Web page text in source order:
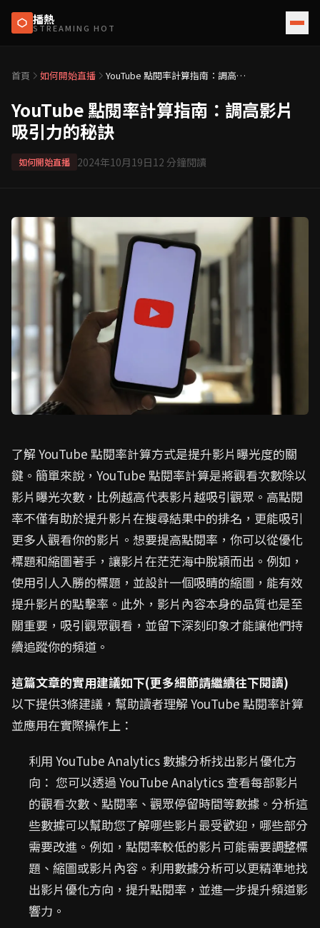
播熱
STREAMING HOT
首頁 如何開始直播
YouTube 點閱率計算指南：調高影
YouTube 點閱率計算指南：調高影片
吸引力的秘訣
如何開始直播 2024年10月19日12 分鐘閱讀
了解 YouTube 點閱率計算方式是提升影片曝光度的關
鍵。簡單來說，YouTube 點閱率計算是將觀看次數除以
影片曝光次數，比例越高代表影片越吸引觀眾。高點閱
率不僅有助於提升影片在搜尋結果中的排名，更能吸引
更多人觀看你的影片。想要提高點閱率，你可以從優化
標題和縮圖著手，讓影片在茫茫海中脫穎而出。例如，
使用引人入勝的標題，並設計一個吸睛的縮圖，能有效
提升影片的點擊率。此外，影片內容本身的品質也是至
關重要，吸引觀眾觀看，並留下深刻印象才能讓他們持
續追蹤你的頻道。
這篇文章的實用建議如下(更多細節請繼續往下閱讀)
以下提供3條建議，幫助讀者理解 YouTube 點閱率計算
並應用在實際操作上：
利用 YouTube Analytics 數據分析找出影片優化方
向： 您可以透過 YouTube Analytics 查看每部影片
的觀看次數、點閱率、觀眾停留時間等數據。分析這
些數據可以幫助您了解哪些影片最受歡迎，哪些部分
需要改進。例如，點閱率較低的影片可能需要調整標
題、縮圖或影片內容。利用數據分析可以更精準地找
出影片優化方向，提升點閱率，並進一步提升頻道影
響力。